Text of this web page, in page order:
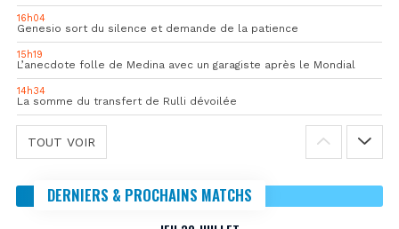
16h04
Genesio sort du silence et demande de la patience
15h19
L’anecdote folle de Medina avec un garagiste après le Mondial
14h34
La somme du transfert de Rulli dévoilée
TOUT VOIR
DERNIERS & PROCHAINS MATCHS